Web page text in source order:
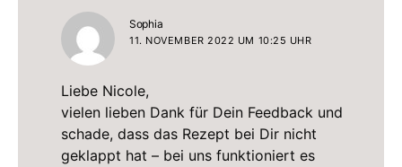
Sophia
11. NOVEMBER 2022 UM 10:25 UHR
Liebe Nicole,
vielen lieben Dank für Dein Feedback und
schade, dass das Rezept bei Dir nicht
geklappt hat – bei uns funktioniert es